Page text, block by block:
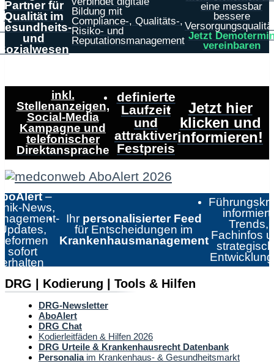
Partner für
Qualität im
und
Bildung mit
Compliance-, Qualitäts-,
Risiko- und
Reputationsmanagement
eine messbar
bessere
Jetzt
vereinbaren
inkl.
Stellenanzeigen,
Social-Media
Kampagne und
telefonischer
Direktansprache
definierte
Laufzeit
und
attraktiver
Festpreis
Jetzt hier
klicken und
informieren!
–
News,
sofort
erhalten
Ihr personalisierter Feed
für Entscheidungen im
Krankenhausmanagement
informiert:
Trends,
Fachinfos
DRG | Kodierung | Tools & Hilfen
DRG-Newsletter
AboAlert
DRG Chat
Kodierleitfäden & Hilfen 2026
DRG Urteile & Krankenhausrecht Datenbank
Personaliaim Krankenhaus- & Gesundheitsmarkt